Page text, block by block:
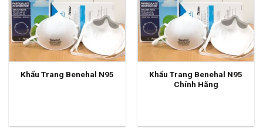
Khẩu Trang Benehal N95
Khẩu Trang Benehal N95
Chính Hãng